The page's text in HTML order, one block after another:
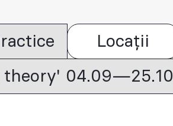
Locații
theory' 04.09—25.10